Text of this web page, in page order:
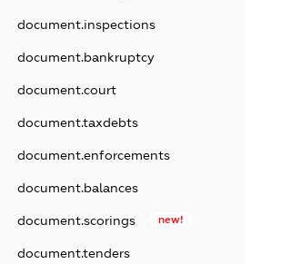
document.inspections
document.bankruptcy
document.court
document.taxdebts
document.enforcements
document.balances
document.scorings new!
document.tenders